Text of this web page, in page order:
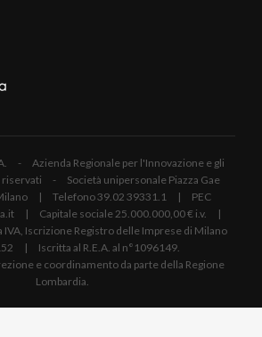
- Azienda Regionale per l'Innovazione e gli
riservati - Società unipersonale Piazza Gae
Milano | Telefono 39.02 39331.1 | PEC
| Capitale sociale 25.000.000,00 € i.v. |
IVA, Iscrizione Registro delle Imprese di Milano
| Iscritta al R.E.A. al n°1096149.
e coordinamento da parte della Regione
Lombardia.